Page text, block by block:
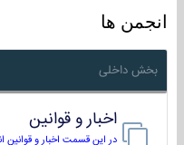
انجمن ها
بخش داخلی
اخبار و قوانین
در این قسمت اخبار و قوانین